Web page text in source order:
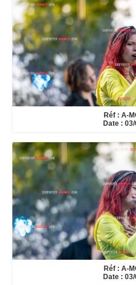
Réf : A-
Date :
Réf : A-
Date :